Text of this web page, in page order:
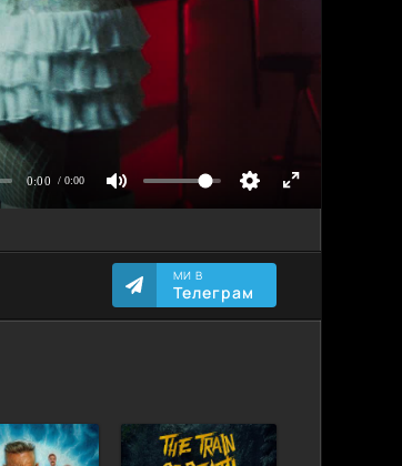
МИ В
Телеграм